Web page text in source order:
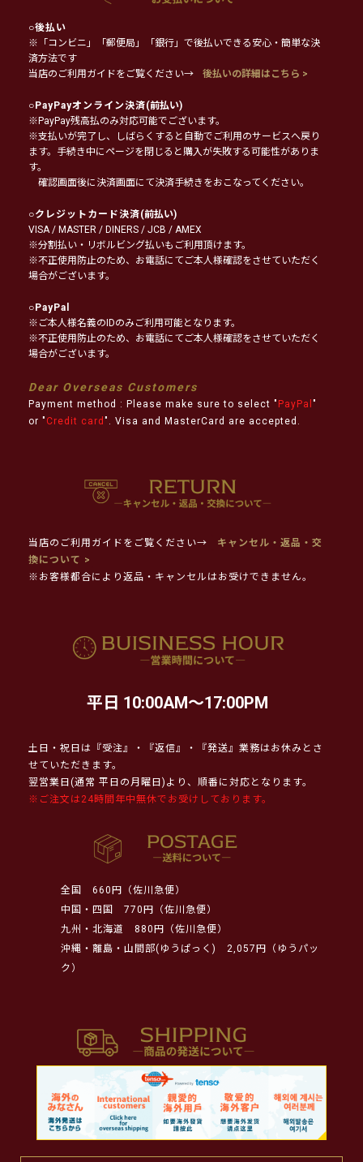
○後払い
※「コンビニ」「郵便局」「銀行」で後払いできる安心・簡単な決
済方法です
当店のご利用ガイドをご覧ください→
後払いの詳細はこちら >
○PayPayオンライン決済(前払い)
※PayPay残高払のみ対応可能でございます。
※支払いが完了し、しばらくすると自動でご利用のサービスへ戻り
ます。手続き中にページを閉じると購入が失敗する可能性がありま
す。
確認画面後に決済画面にて決済手続きをおこなってください。
○クレジットカード決済(前払い)
VISA / MASTER / DINERS / JCB / AMEX
※分割払い・リボルビング払いもご利用頂けます。
※不正使用防止のため、お電話にてご本人様確認をさせていただく
場合がございます。
○PayPal
※ご本人様名義のIDのみご利用可能となります。
※不正使用防止のため、お電話にてご本人様確認をさせていただく
場合がございます。
Dear Overseas Customers
Payment method : Please make sure to select " PayPal "
or " Credit card ". Visa and MasterCard are accepted.
当店のご利用ガイドをご覧ください→
キャンセル・返品・交
換について >
※お客様都合により返品・キャンセルはお受けできません。
平日 10:00AM～17:00PM
土日・祝日は『受注』・『返信』・『発送』業務はお休みとさ
せていただきます。
翌営業日(通常 平日の月曜日)より、順番に対応となります。
※ご注文は24時間年中無休でお受けしております。
全国
660円（佐川急便）
中国・四国
770円（佐川急便）
九州・北海道
880円（佐川急便）
沖縄・離島・山間部(ゆうぱっく)
2,057円（ゆうパッ
ク）